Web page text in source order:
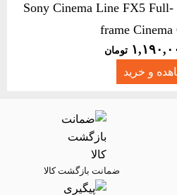
دوربین سینمایی سونی Sony Cinema Line FX5 Full-
frame Cinema
تومان
و خرید
ضمانت بازگشت کالا